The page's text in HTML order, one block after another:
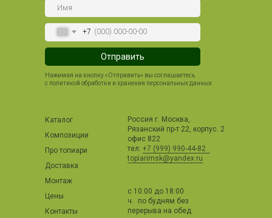
+7
Отправить
Нажимая на кнопку «Отправить» вы соглашаетесь
с политикой обработки и хранения персональных данных
Каталог
Композиции
Про топиари
Доставка
Монтаж
Цены
Контакты
с 10:00 до 18:00
ч. по будням без
перерыва на обед
Россия г. Москва,
Рязанский пр-т 22, корпус. 2
офис 822
тел: +7 (999) 990-44-82
topiarimsk@yandex.ru